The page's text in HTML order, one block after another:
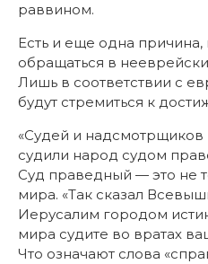
раввином.
Есть и еще одна
обращаться в
Лишь в соответствии с
будут стремиться к
«Судей и надсмотрщиков
судили народ судом
Суд праведный — это не
мира. «Так сказал
Иерусалим городом
мира судите во вратах
Что означают слова